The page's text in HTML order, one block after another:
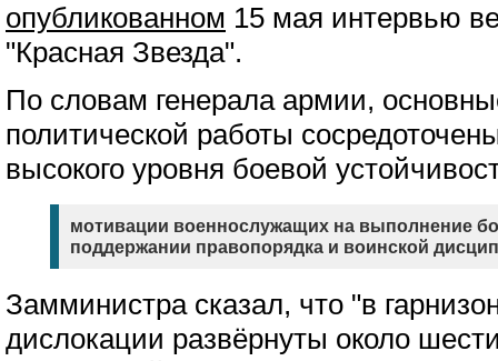
опубликованном 15 мая интервью
"Красная Звезда".
По словам генерала армии,
политической работы
высокого уровня боевой
мотивации военнослужащих на выполнение
поддержании правопорядка и воинской
Замминистра сказал, что "в
дислокации развёрнуты около